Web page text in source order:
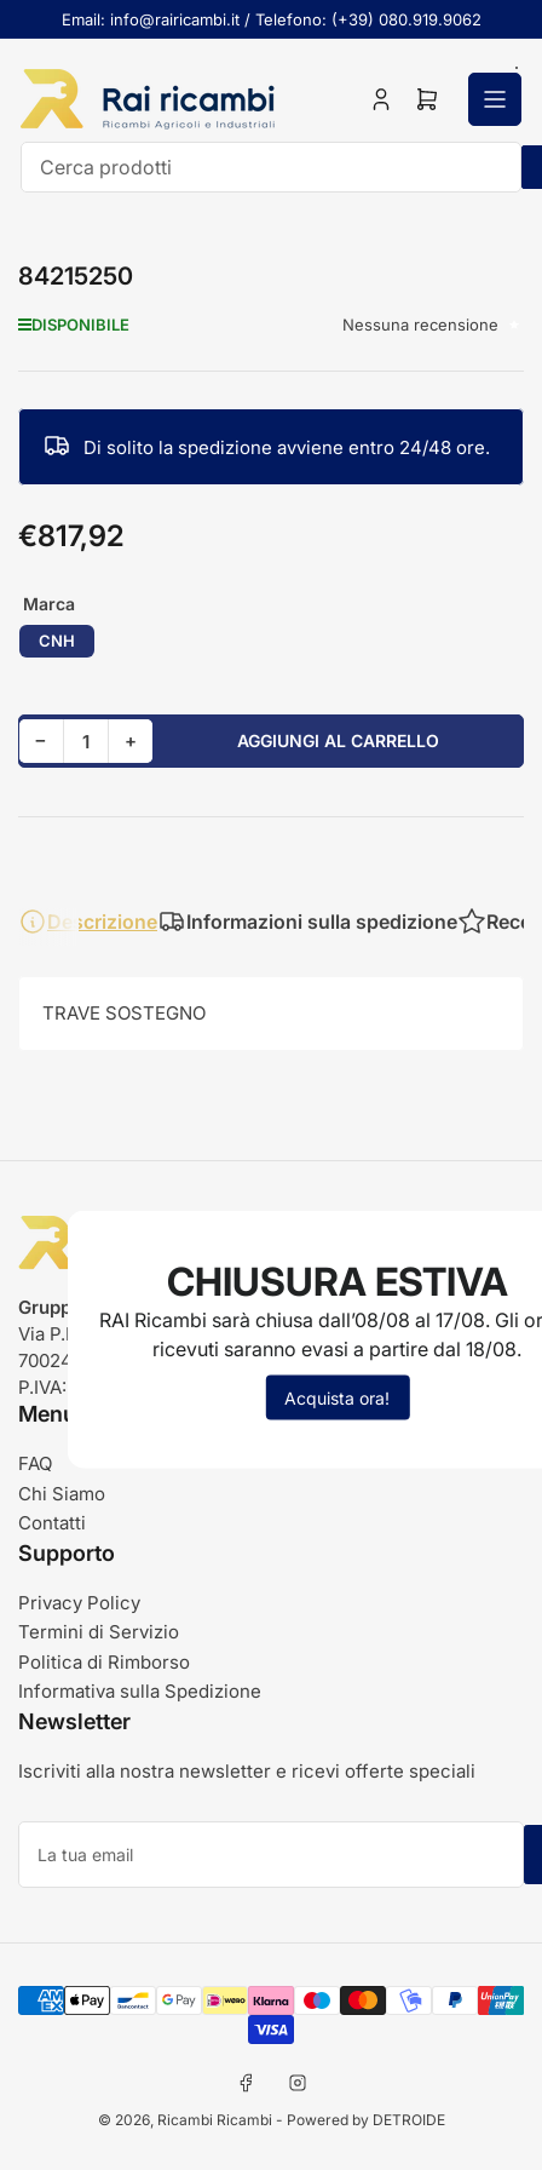
al
contenuto
Email: info@rairicambi.it / Telefono: (+39) 080.919.9062
AccediApri
84215250
DISPONIBILE Nessuna recensione
Di solito la spedizione avviene entro 24/48 ore.
Prezzo
standard
€817,92
Marca
CNH
−Riduci quantità per 84215250
Quantità +Aumenta quantità per 84215250 AGGIUNGI AL CARRELLO
Descrizione Informazioni sulla spedizione
TRAVE SOSTEGNO
Gruppo Rai ricambi
Via P.L. Nervi, 66
70024 Gravina in Puglia (BA)
P.IVA: IT03485840726
Menu
FAQ
Chi Siamo
Contatti
Supporto
Privacy Policy
Termini di Servizio
Politica di Rimborso
Informativa sulla Spedizione
Newsletter
Iscriviti alla nostra newsletter e ricevi offerte speciali
La
tua
Modalità
di
pagamento
FacebookInstagram
© 2026, Ricambi Ricambi - Powered by DETROIDE
CHIUSURA ESTIVA
RAI Ricambi sarà chiusa dall’08/08 al 17/08. Gli
ricevuti saranno evasi a partire dal 18/08.
Acquista ora!